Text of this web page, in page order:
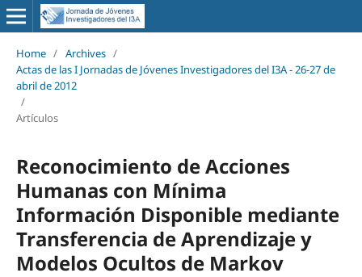
Home / Archives /
Actas de las I Jornadas de Jóvenes Investigadores del I3A - 26‐27 de
abril de 2012
/
Artículos
Reconocimiento de Acciones
Humanas con Mínima
Información Disponible mediante
Transferencia de Aprendizaje y
Modelos Ocultos de Markov